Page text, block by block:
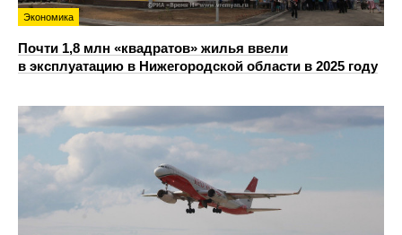
Экономика
Почти 1,8 млн «квадратов» жилья ввели
в эксплуатацию в Нижегородской области в 2025 году